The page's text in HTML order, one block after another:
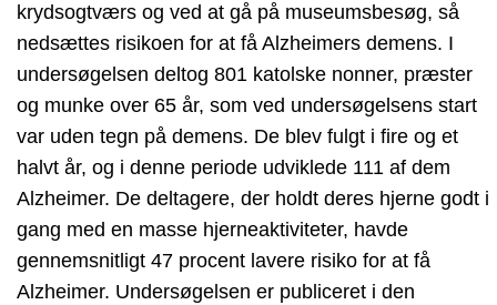
krydsogtværs og ved at gå på museumsbesøg, så
nedsættes risikoen for at få Alzheimers demens. I
undersøgelsen deltog 801 katolske nonner, præster
og munke over 65 år, som ved undersøgelsens start
var uden tegn på demens. De blev fulgt i fire og et
halvt år, og i denne periode udviklede 111 af dem
Alzheimer. De deltagere, der holdt deres hjerne godt i
gang med en masse hjerneaktiviteter, havde
gennemsnitligt 47 procent lavere risiko for at få
Alzheimer. Undersøgelsen er publiceret i den